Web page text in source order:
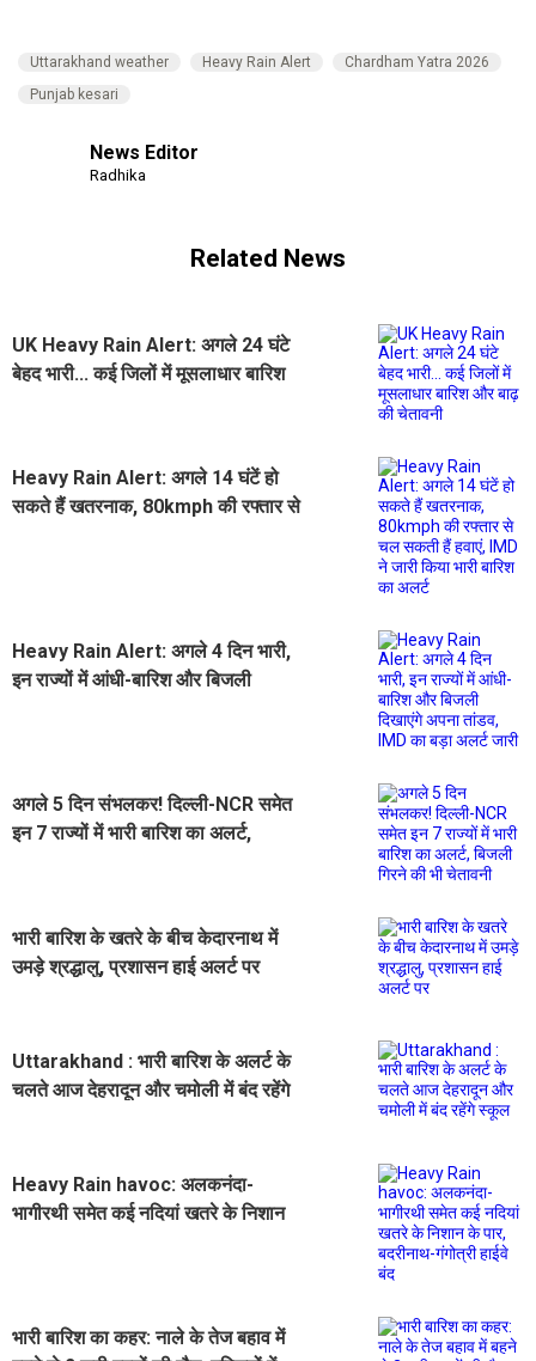
Uttarakhand weather Heavy Rain Alert
Chardham Yatra 2026
Punjab kesari
News Editor
Radhika
Related News
UK Heavy Rain Alert: अगले 24 घंटे
बेहद भारी... कई जिलों में मूसलाधार बारिश
Heavy Rain Alert: अगले 14 घंटें हो
सकते हैं खतरनाक, 80kmph की रफ्तार से
Heavy Rain Alert: अगले 4 दिन भारी,
इन राज्यों में आंधी-बारिश और बिजली
अगले 5 दिन संभलकर! दिल्ली-NCR समेत
इन 7 राज्यों में भारी बारिश का अलर्ट,
भारी बारिश के खतरे के बीच केदारनाथ में
उमड़े श्रद्धालु, प्रशासन हाई अलर्ट पर
Uttarakhand : भारी बारिश के अलर्ट के
चलते आज देहरादून और चमोली में बंद रहेंगे
Heavy Rain havoc: अलकनंदा-
भागीरथी समेत कई नदियां खतरे के निशान
भारी बारिश का कहर: नाले के तेज बहाव में